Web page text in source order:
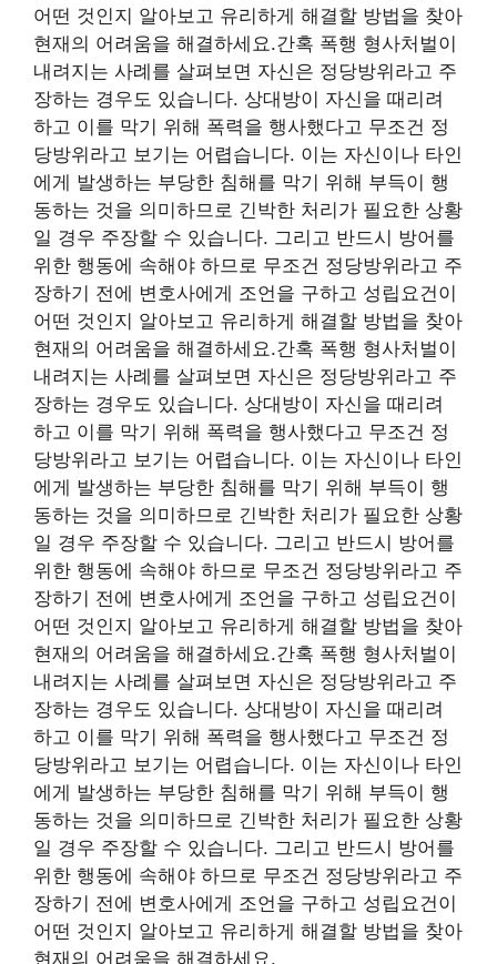
어떤 것인지 알아보고 유리하게 해결할 방법을 찾아
현재의 어려움을 해결하세요.간혹 폭행 형사처벌이
내려지는 사례를 살펴보면 자신은 정당방위라고 주
장하는 경우도 있습니다. 상대방이 자신을 때리려
하고 이를 막기 위해 폭력을 행사했다고 무조건 정
당방위라고 보기는 어렵습니다. 이는 자신이나 타인
에게 발생하는 부당한 침해를 막기 위해 부득이 행
동하는 것을 의미하므로 긴박한 처리가 필요한 상황
일 경우 주장할 수 있습니다. 그리고 반드시 방어를
위한 행동에 속해야 하므로 무조건 정당방위라고 주
장하기 전에 변호사에게 조언을 구하고 성립요건이
어떤 것인지 알아보고 유리하게 해결할 방법을 찾아
현재의 어려움을 해결하세요.간혹 폭행 형사처벌이
내려지는 사례를 살펴보면 자신은 정당방위라고 주
장하는 경우도 있습니다. 상대방이 자신을 때리려
하고 이를 막기 위해 폭력을 행사했다고 무조건 정
당방위라고 보기는 어렵습니다. 이는 자신이나 타인
에게 발생하는 부당한 침해를 막기 위해 부득이 행
동하는 것을 의미하므로 긴박한 처리가 필요한 상황
일 경우 주장할 수 있습니다. 그리고 반드시 방어를
위한 행동에 속해야 하므로 무조건 정당방위라고 주
장하기 전에 변호사에게 조언을 구하고 성립요건이
어떤 것인지 알아보고 유리하게 해결할 방법을 찾아
현재의 어려움을 해결하세요.간혹 폭행 형사처벌이
내려지는 사례를 살펴보면 자신은 정당방위라고 주
장하는 경우도 있습니다. 상대방이 자신을 때리려
하고 이를 막기 위해 폭력을 행사했다고 무조건 정
당방위라고 보기는 어렵습니다. 이는 자신이나 타인
에게 발생하는 부당한 침해를 막기 위해 부득이 행
동하는 것을 의미하므로 긴박한 처리가 필요한 상황
일 경우 주장할 수 있습니다. 그리고 반드시 방어를
위한 행동에 속해야 하므로 무조건 정당방위라고 주
장하기 전에 변호사에게 조언을 구하고 성립요건이
어떤 것인지 알아보고 유리하게 해결할 방법을 찾아
현재의 어려움을 해결하세요.